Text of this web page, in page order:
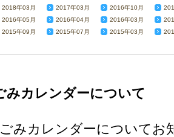
2018年03月 2017年03月 2016年10月
2016年05月 2016年04月 2016年03月
2015年09月 2015年07月 2015年03月
みカレンダーについて
みカレンダーについてお